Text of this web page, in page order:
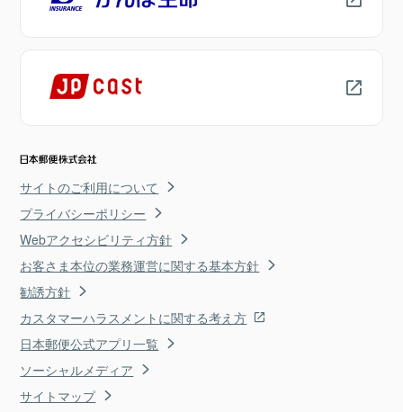
サイトのご利用について
プライバシーポリシー
Webアクセシビリティ方針
お客さま本位の業務運営に関する基本方針
勧誘方針
カスタマーハラスメントに関する考え方
日本郵便公式アプリ一覧
ソーシャルメディア
サイトマップ